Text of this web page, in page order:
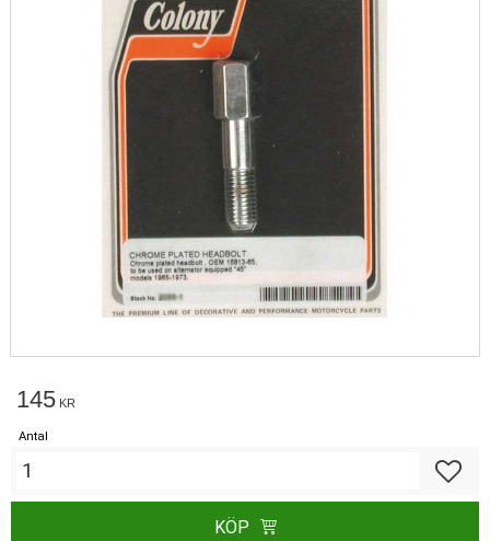
145 KR
Antal
KÖP